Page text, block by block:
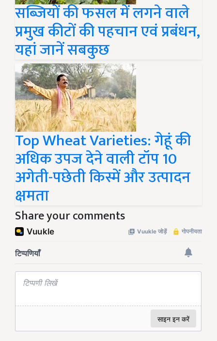
सब्जियों की फसल में लगने वाले
प्रमुख कीटों की पहचान एवं प्रबंधन,
यहां जानें सबकुछ
Top Wheat Varieties: गेहूं की
अधिक उपज देने वाली टॉप 10
अगेती-पछेती किस्में और उत्पादन
क्षमता
Share your comments